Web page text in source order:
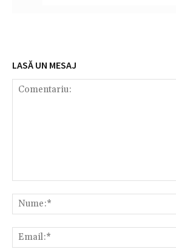
LASĂ UN MESAJ